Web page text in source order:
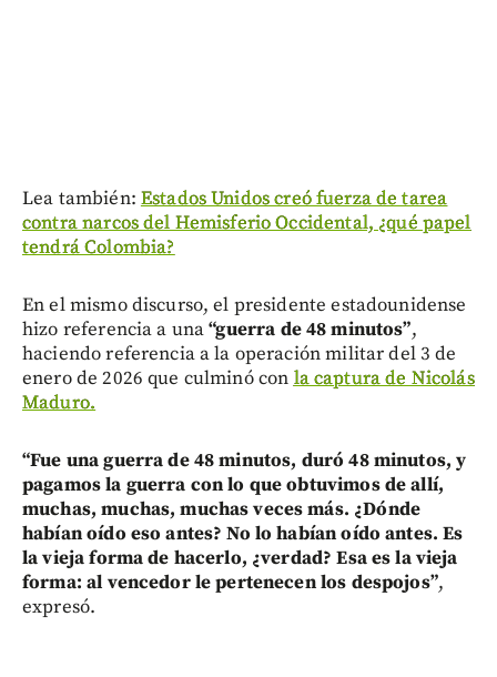
Lea también: Estados Unidos creó fuerza de tarea
contra narcos del Hemisferio Occidental, ¿qué papel
tendrá Colombia?
En el mismo discurso, el presidente estadounidense
hizo referencia a una“guerra de 48 minutos”,
haciendo referencia a la operación militar del 3 de
enero de 2026 que culminó con la captura de Nicolás
Maduro.
“Fue una guerra de 48 minutos, duró 48 minutos, y
pagamos la guerra con lo que obtuvimos de allí,
muchas, muchas, muchas veces más. ¿Dónde
habían oído eso antes? No lo habían oído antes. Es
la vieja forma de hacerlo, ¿verdad? Esa es la vieja
forma: al vencedor le pertenecen los despojos”,
expresó.